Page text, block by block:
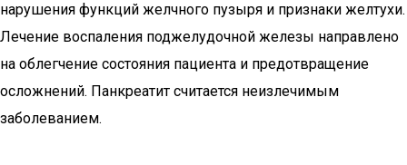
нарушения функций желчного пузыря и признаки желтухи.
Лечение воспаления поджелудочной железы направлено
на облегчение состояния пациента и предотвращение
осложнений. Панкреатит считается неизлечимым
заболеванием.